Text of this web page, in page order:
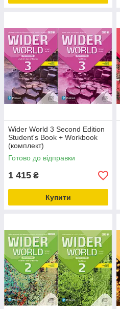
Wider World 3 Second Edition
Student's Book + Workbook
(комплект)
Готово до відправки
1 415 ₴
Купити